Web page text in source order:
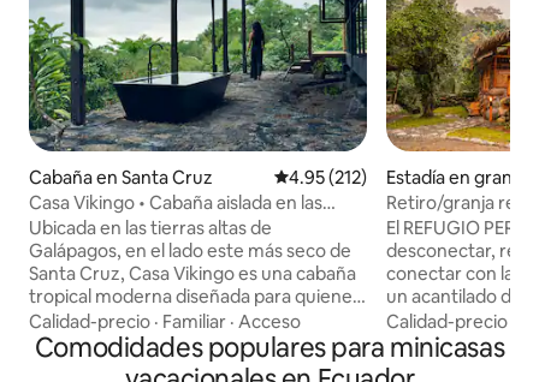
Cabaña en Santa Cruz Calificación promedio: 4.95 de
4.95 (212)
Casa Vikingo • Cabaña aislada en las
tierras altas de Galápagos
Ubicada en las tierras altas de
Galápagos, en el lado este más seco de
Santa Cruz, Casa Vikingo es una cabaña
tropical moderna diseñada para quienes
buscan naturaleza, arquitectura y total
privacidad. Rodeada de bosque
endémico y construida con materiales
Calidad-precio · Familiar · Acceso
Estadía en granja
Retiro/granja
en la selva
El REFUGIO
desconectar,
conectar con la
un acantilado
con vistas épicas
TOTALMENTE
energía solar,
Calidad-precio
Comodidades populares para minicasas